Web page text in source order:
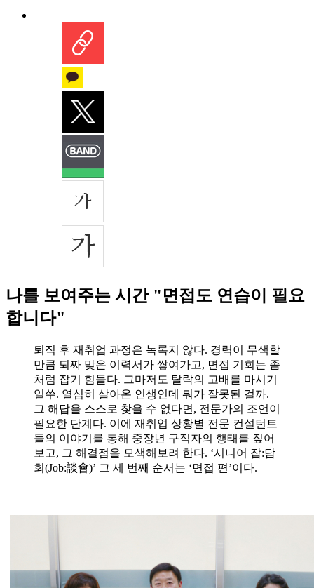
나를 보여주는 시간 "면접도 연습이 필요
합니다"
퇴직 후 재취업 과정은 녹록지 않다. 경력이 무색할
만큼 퇴짜 맞은 이력서가 쌓여가고, 면접 기회는 좀
처럼 잡기 힘들다. 그마저도 탈락의 고배를 마시기
일쑤. 열심히 살아온 인생인데 뭐가 잘못된 걸까.
그 해답을 스스로 찾을 수 없다면, 전문가의 조언이
필요한 단계다. 이에 재취업 상황별 전문 컨설턴트
들의 이야기를 통해 중장년 구직자의 행태를 짚어
보고, 그 해결점을 모색해보려 한다. ‘시니어 잡:담
회(Job:談會)’ 그 세 번째 순서는 ‘면접 편’이다.